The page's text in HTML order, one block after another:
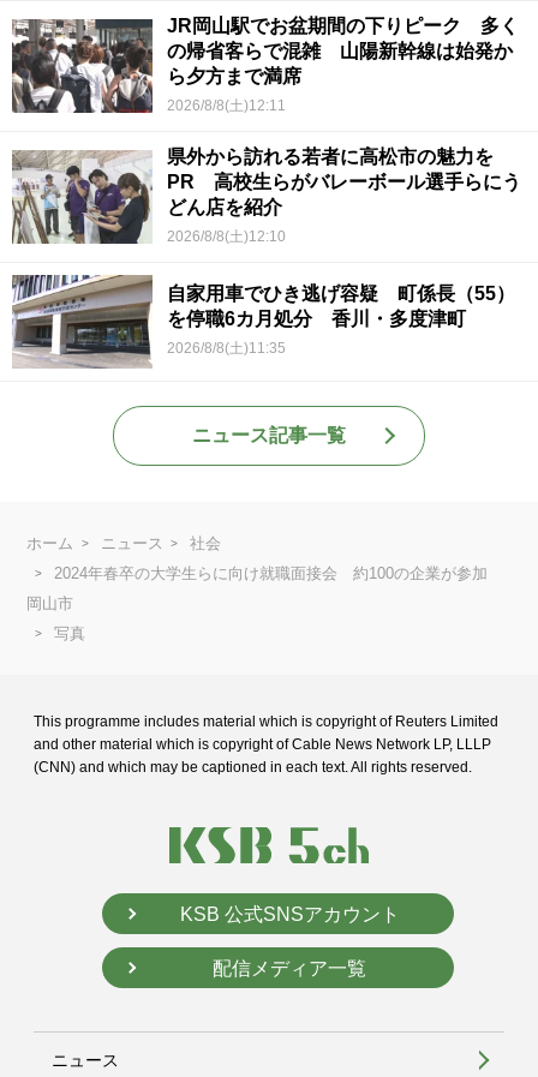
JR岡山駅でお盆期間の下りピーク 多く
の帰省客らで混雑 山陽新幹線は始発か
ら夕方まで満席
2026/8/8(土)12:11
県外から訪れる若者に高松市の魅力を
PR 高校生らがバレーボール選手らにう
どん店を紹介
2026/8/8(土)12:10
自家用車でひき逃げ容疑 町係長（55）
を停職6カ月処分 香川・多度津町
2026/8/8(土)11:35
ニュース記事一覧
ホーム ニュース
社会
2024年春卒の大学生らに向け就職面接会 約100の企業が参加
岡山市
写真
This programme includes material which is copyright of Reuters Limited
and other material which is copyright of Cable News Network LP, LLLP
(CNN) and which may be captioned in each text. All rights reserved.
KSB 公式SNSアカウント
配信メディア一覧
ニュース